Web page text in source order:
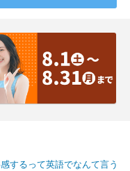
するって英語でなんて言う